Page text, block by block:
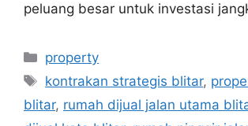
peluang besar untuk investasi
Categories
property
Tags
kontrakan strategis blitar,
blitar, rumah dijual jalan utama